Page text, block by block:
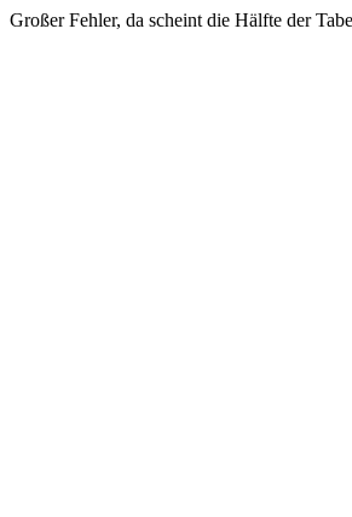
Großer Fehler, da scheint die Hälfte der